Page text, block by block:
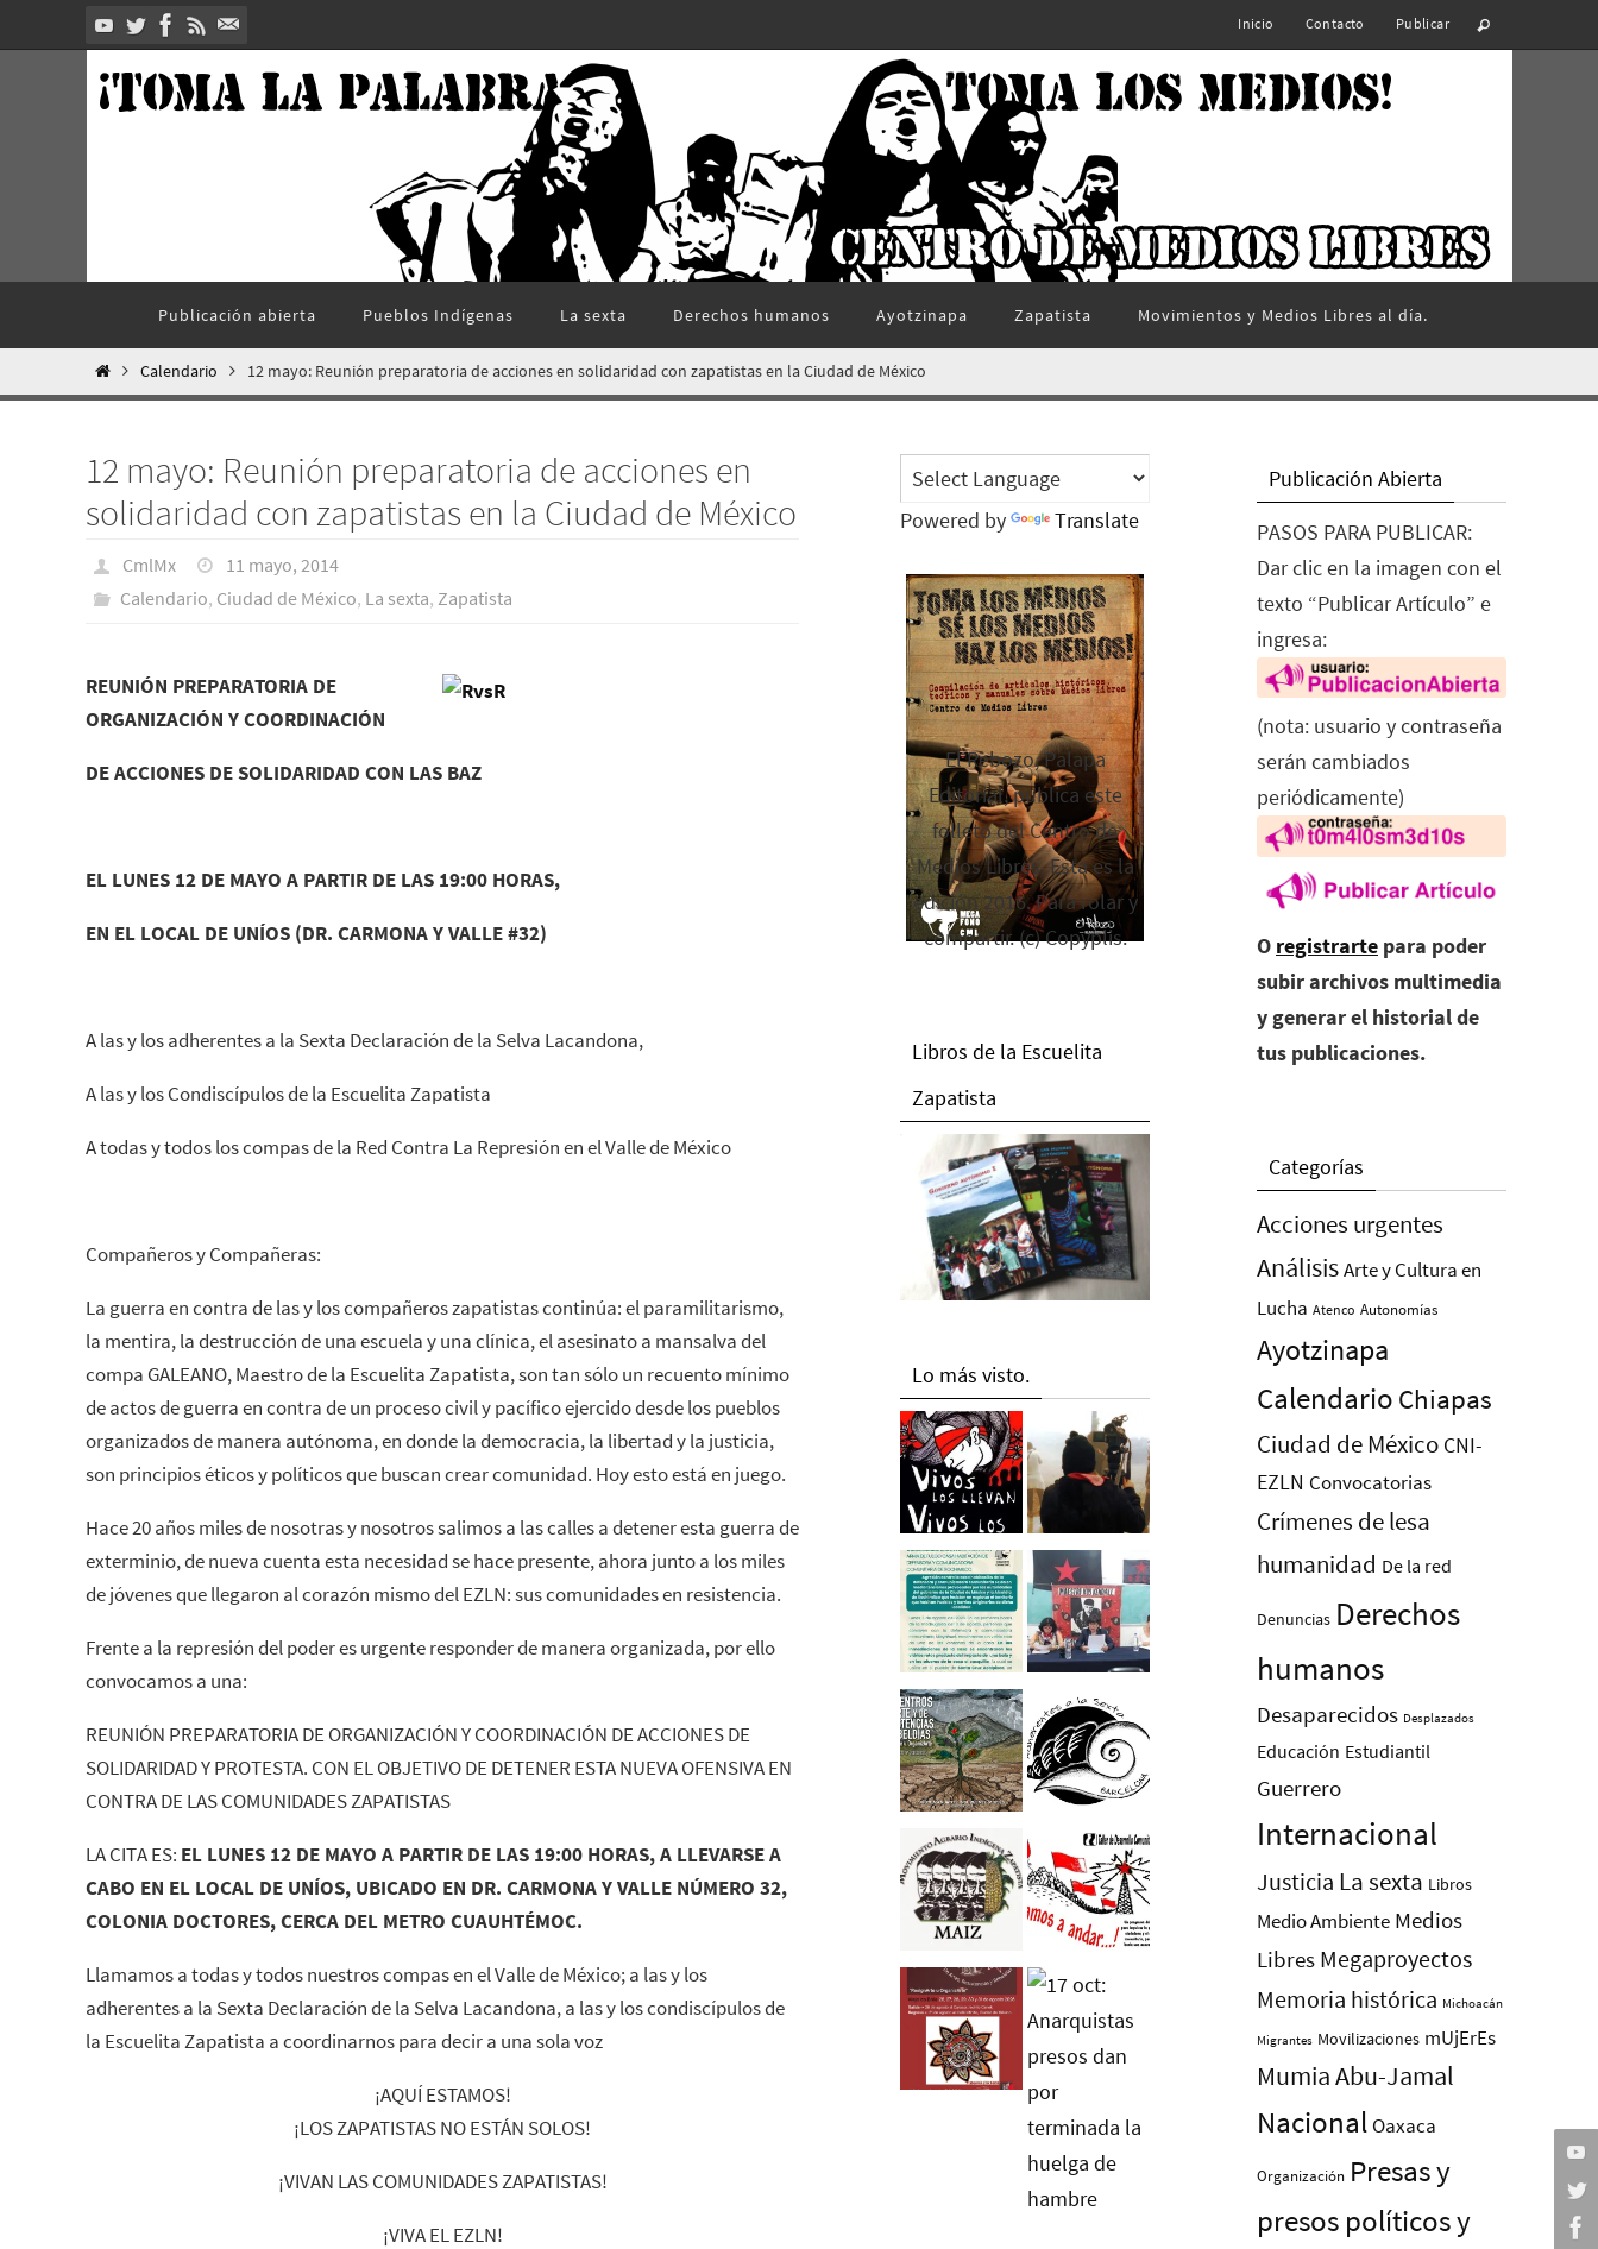
al
Inicio Contacto Publicar
contenido
Publicación abierta Pueblos Indí­genas La sexta Derechos humanos Ayotzinapa Zapatista Movimientos y Medios Libres al día.
InicioCalendario 12 mayo: Reunión preparatoria de acciones en solidaridad con zapatistas en la Ciudad de México
12 mayo: Reunión preparatoria de acciones en
solidaridad con zapatistas en la Ciudad de México
CmlMx
11 mayo, 2014
Calendario, Ciudad de México, La sexta, Zapatista
REUNIÓN PREPARATORIA DE
ORGANIZACIÓN Y COORDINACIÓN
DE ACCIONES DE SOLIDARIDAD CON LAS BAZ
EL LUNES 12 DE MAYO A PARTIR DE LAS 19:00 HORAS,
EN EL LOCAL DE UNÍOS (DR. CARMONA Y VALLE #32)
A las y los adherentes a la Sexta Declaración de la Selva Lacandona,
A las y los Condiscípulos de la Escuelita Zapatista
A todas y todos los compas de la Red Contra La Represión en el Valle de México
Compañeros y Compañeras:
La guerra en contra de las y los compañeros zapatistas continúa: el paramilitarismo,
la mentira, la destrucción de una escuela y una clínica, el asesinato a mansalva del
compa GALEANO, Maestro de la Escuelita Zapatista, son tan sólo un recuento mínimo
de actos de guerra en contra de un proceso civil y pacífico ejercido desde los pueblos
organizados de manera autónoma, en donde la democracia, la libertad y la justicia,
son principios éticos y políticos que buscan crear comunidad. Hoy esto está en juego.
Hace 20 años miles de nosotras y nosotros salimos a las calles a detener esta guerra de
exterminio, de nueva cuenta esta necesidad se hace presente, ahora junto a los miles
de jóvenes que llegaron al corazón mismo del EZLN: sus comunidades en resistencia.
Frente a la represión del poder es urgente responder de manera organizada, por ello
convocamos a una:
REUNIÓN PREPARATORIA DE ORGANIZACIÓN Y COORDINACIÓN DE ACCIONES DE
SOLIDARIDAD Y PROTESTA. CON EL OBJETIVO DE DETENER ESTA NUEVA OFENSIVA EN
CONTRA DE LAS COMUNIDADES ZAPATISTAS
LA CITA ES: EL LUNES 12 DE MAYO A PARTIR DE LAS 19:00 HORAS, A LLEVARSE A
CABO EN EL LOCAL DE UNÍOS, UBICADO EN DR. CARMONA Y VALLE NÚMERO 32,
COLONIA DOCTORES, CERCA DEL METRO CUAUHTÉMOC.
Llamamos a todas y todos nuestros compas en el Valle de México; a las y los
adherentes a la Sexta Declaración de la Selva Lacandona, a las y los condiscípulos de
la Escuelita Zapatista a coordinarnos para decir a una sola voz
¡AQUÍ ESTAMOS!
¡LOS ZAPATISTAS NO ESTÁN SOLOS!
¡VIVAN LAS COMUNIDADES ZAPATISTAS!
¡VIVA EL EZLN!
Powered by Translate
El Rebozo, Palapa
Editorial, publica este
folleto del Centro de
Medios Libres. Esta es la
edición 2016. Para rolar y
compartir. (c) Copyplis.
Libros de la Escuelita
Zapatista
Lo más visto.
Publicación Abierta
PASOS PARA PUBLICAR:
Dar clic en la imagen con el
texto “Publicar Artículo” e
ingresa:
(nota: usuario y contraseña
serán cambiados
periódicamente)
O registrarte para poder
subir archivos multimedia
y generar el historial de
tus publicaciones.
Categorías
Acciones urgentes
AnálisisArte y Cultura en
Lucha Atenco Autonomías
Ayotzinapa
Calendario Chiapas
Ciudad de México CNI-
EZLN Convocatorias
Crímenes de lesa
humanidad De la red
Denuncias Derechos
humanos
Desaparecidos Desplazados
Educación Estudiantil
Guerrero
Internacional
Justicia La sexta Libros
Medio Ambiente Medios
Libres Megaproyectos
Memoria histórica Michoacán
Migrantes Movilizaciones mUjErEs
Mumia Abu-Jamal
Nacional Oaxaca
Organización Presas y
presos polí­ticos y